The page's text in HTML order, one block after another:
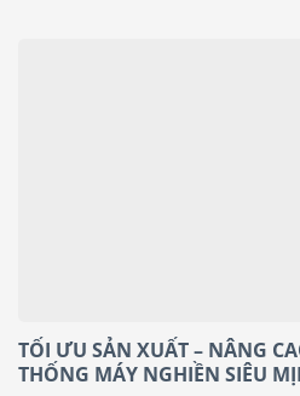
TỐI ƯU SẢN XUẤT – NÂNG
THỐNG MÁY NGHIỀN SIÊU